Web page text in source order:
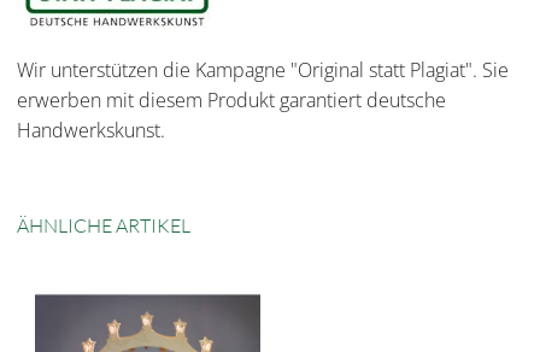
Wir unterstützen die Kampagne "Original statt Plagiat". Sie
erwerben mit diesem Produkt garantiert deutsche
Handwerkskunst.
ÄHNLICHE ARTIKEL